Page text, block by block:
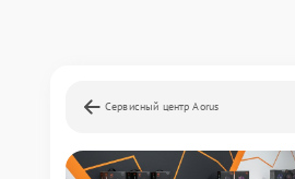
Сервисный центр Aorus